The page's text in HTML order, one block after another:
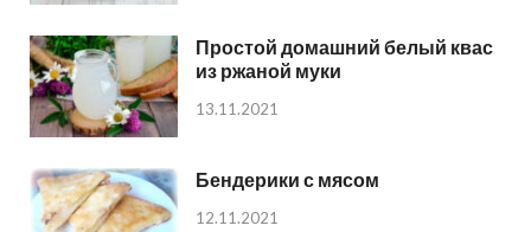
Простой домашний белый квас
из ржаной муки
13.11.2021
Бендерики с мясом
12.11.2021